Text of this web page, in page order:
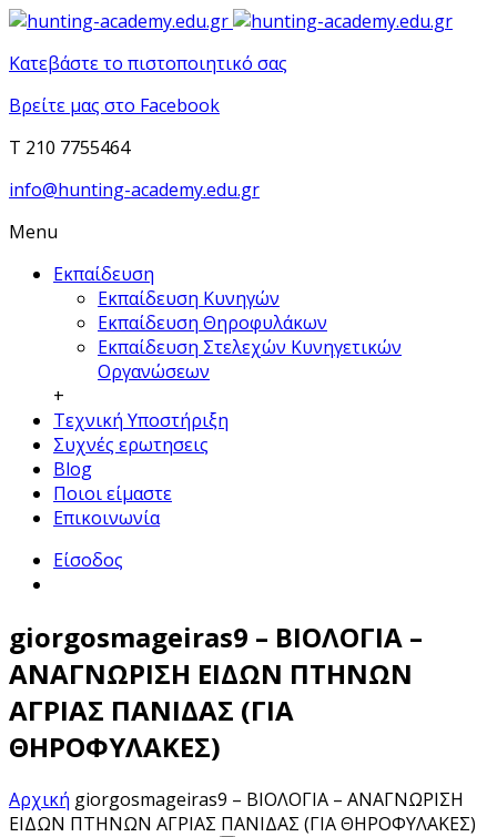
Κατεβάστε το πιστοποιητικό σας
Βρείτε μας στο Facebook
T 210 7755464
info@hunting-academy.edu.gr
Menu
Εκπαίδευση
Εκπαίδευση Κυνηγών
Εκπαίδευση Θηροφυλάκων
Εκπαίδευση Στελεχών Κυνηγετικών
Οργανώσεων
+
Τεχνική Υποστήριξη
Συχνές ερωτησεις
Blog
Ποιοι είμαστε
Επικοινωνία
Είσοδος
giorgosmageiras9 – ΒΙΟΛΟΓΙΑ –
ΑΝΑΓΝΩΡΙΣΗ ΕΙΔΩΝ ΠΤΗΝΩΝ
ΑΓΡΙΑΣ ΠΑΝΙΔΑΣ (ΓΙΑ
ΘΗΡΟΦΥΛΑΚΕΣ)
Αρχική giorgosmageiras9 – ΒΙΟΛΟΓΙΑ – ΑΝΑΓΝΩΡΙΣΗ
ΕΙΔΩΝ ΠΤΗΝΩΝ ΑΓΡΙΑΣ ΠΑΝΙΔΑΣ (ΓΙΑ ΘΗΡΟΦΥΛΑΚΕΣ)